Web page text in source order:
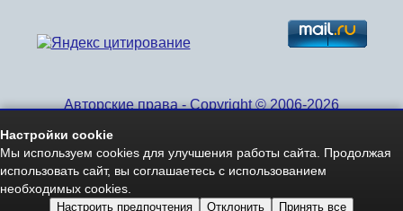
Авторские права - Copyright © 2006-2026
Настройки cookie
Мы используем cookies для улучшения работы сайта. Продолжая
использовать сайт, вы соглашаетесь с использованием
необходимых cookies.
Настроить предпочтения Отклонить Принять все